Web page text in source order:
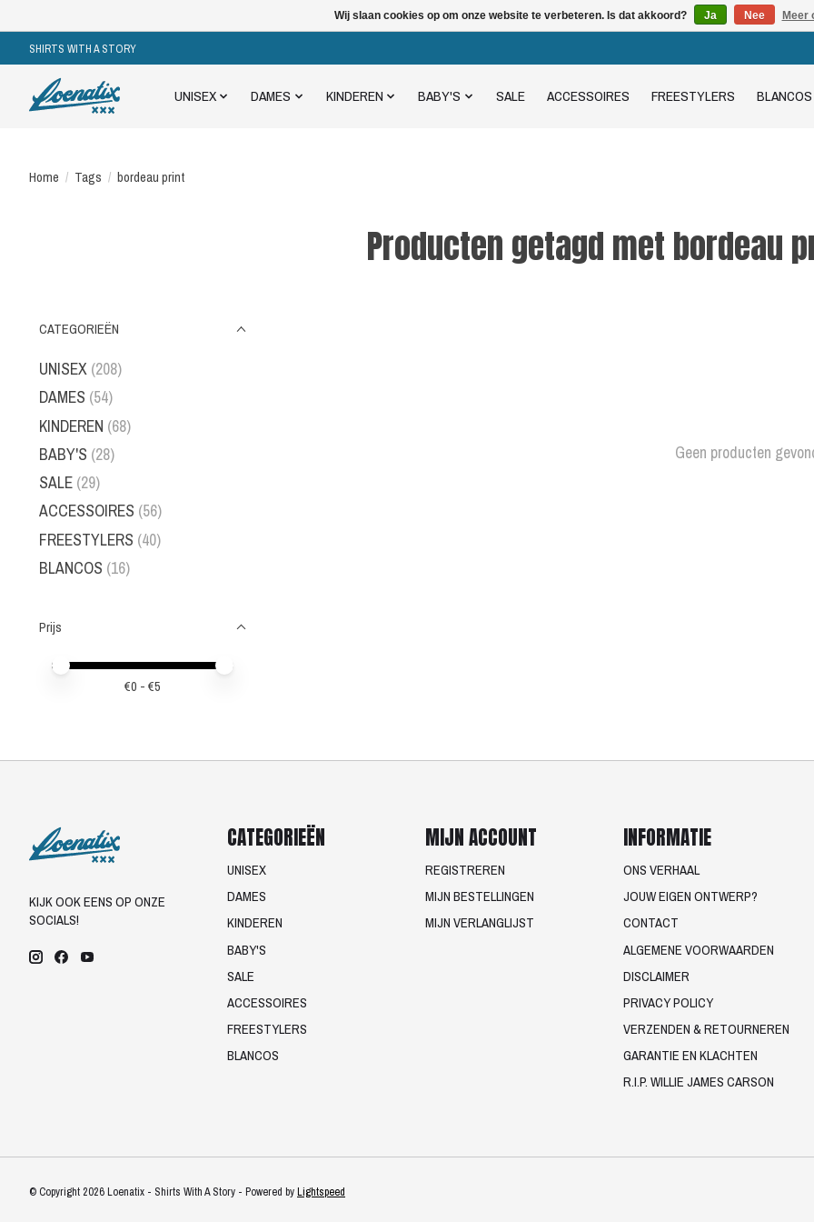
SHIRTS WITH A STORY
UNISEX DAMES KINDEREN BABY'S SALE ACCESSOIRES FREESTYLERS BLANCOS
Home / Tags / bordeau print
Producten getagd met bordeau
CATEGORIEËN
UNISEX (208)
DAMES (54)
KINDEREN (68)
BABY'S (28)
SALE (29)
ACCESSOIRES (56)
FREESTYLERS (40)
BLANCOS (16)
Prijs
Minimale prijswaarde
Price maximum value
€0 - €5
Geen producten
KIJK OOK EENS OP ONZE
SOCIALS!
CATEGORIEËN
UNISEX
DAMES
KINDEREN
BABY'S
SALE
ACCESSOIRES
FREESTYLERS
BLANCOS
MIJN ACCOUNT
REGISTREREN
MIJN BESTELLINGEN
MIJN VERLANGLIJST
INFORMATIE
ONS VERHAAL
JOUW EIGEN ONTWERP?
CONTACT
ALGEMENE VOORWAARDEN
DISCLAIMER
PRIVACY POLICY
VERZENDEN & RETOURNEREN
GARANTIE EN KLACHTEN
R.I.P. WILLIE JAMES CARSON
© Copyright 2026 Loenatix - Shirts With A Story - Powered byLightspeed
Wij slaan cookies op om onze website te verbeteren. Is dat akkoord? Ja Nee Meer